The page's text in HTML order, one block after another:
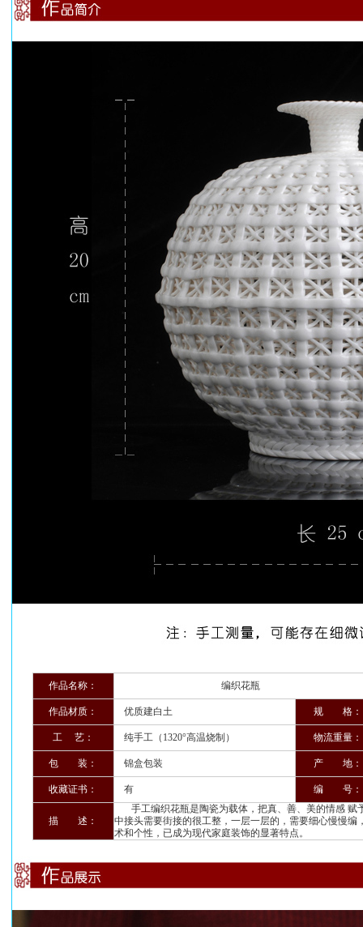
作品名称： 编织花瓶
作品材质： 优质建白土 规 格：
工 艺： 纯手工（1320°高温烧制） 物流重量：
包 装： 锦盒包装 产 地：
收藏证书： 有 编 号：
描 述：
手工编织花瓶是陶瓷为载体，把真、善、美的情感 赋
中接头需要街接的很工整，一层一层的，需要细心慢慢
术和个性，已成为现代家庭装饰的显著特点。